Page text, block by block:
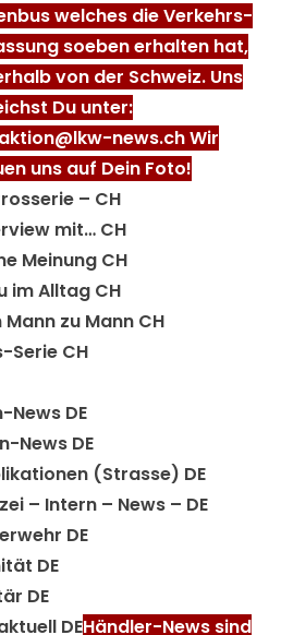
welches die Verkehrs-
soeben erhalten hat,
von der Schweiz. Uns
Du unter:
news.ch Wir
uns auf Dein Foto!
– CH
mit… CH
Meinung CH
im Alltag CH
Mann zu Mann CH
Serie CH
News DE
News DE
(Strasse) DE
– Intern – News – DE
DE
DE
DE
DEHändler-News sind